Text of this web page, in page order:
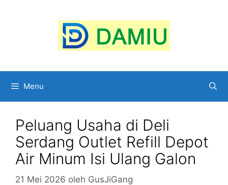
Menu
Peluang Usaha di Deli
Serdang Outlet Refill Depot
Air Minum Isi Ulang Galon
21 Mei 2026 oleh GusJiGang